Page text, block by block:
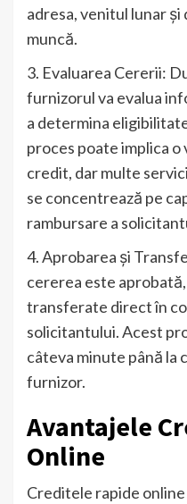
adresa, venitul lunar
muncă.
3. Evaluarea Cererii:
furnizorul va evalua
a determina
proces poate implica
credit, dar multe
se concentrează pe
rambursare a
4. Aprobarea și
cererea este
transferate direct în
solicitantului. Acest
câteva minute până la
furnizor.
Avantajele
Online
Creditele rapide